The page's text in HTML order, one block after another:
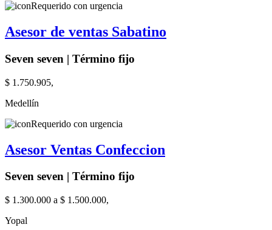
Requerido con urgencia
Asesor de ventas Sabatino
Seven seven | Término fijo
$ 1.750.905,
Medellín
Requerido con urgencia
Asesor Ventas Confeccion
Seven seven | Término fijo
$ 1.300.000 a $ 1.500.000,
Yopal